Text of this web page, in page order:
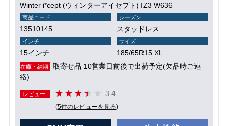
Winter i*cept (ウィンターアイセプト) IZ3 W636
商品コード
13510145
シーズン
スタッドレス
インチ
15インチ
サイズ
185/65R15 XL
在庫・納期
取寄せ品 10営業日前後で出荷予定(欠品時ご連
絡)
レビュー 3.4
(5件のレビューを見る)